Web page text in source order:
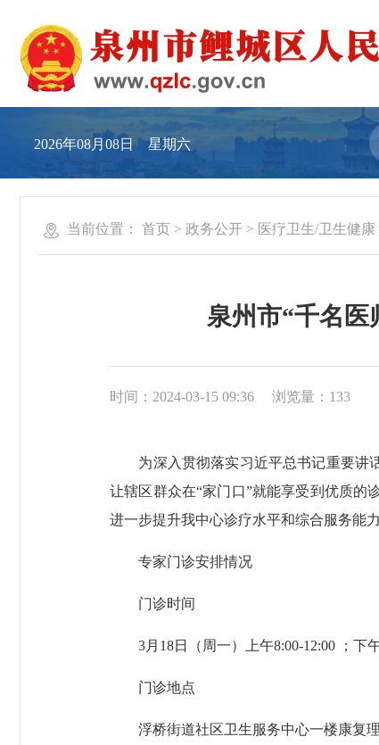
2026年08月08日 星期六
当前位置： 首页 > 政务公开 > 医疗卫生/卫生健康
泉州市“千名
时间：2024-03-15 09:36 浏览量： 133
为深入贯彻落实习近平总书记重要讲话
让辖区群众在“家门口”就能享受到优质的
进一步提升我中心诊疗水平和综合服务能力
专家门诊安排情况
门诊时间
3月18日（周一）上午8:00-12:00 ；下午
门诊地点
浮桥街道社区卫生服务中心一楼康复